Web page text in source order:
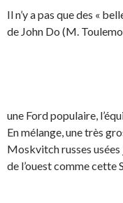
Il n’y a pas que des «
de John Do (M.
une Ford populaire,
En mélange, une très
Moskvitch russes usées
de l’ouest comme cette